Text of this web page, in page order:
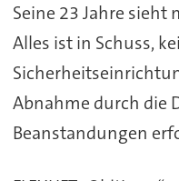
Seine 23 Jahre
Alles ist in Schuss,
Abnahme durch die
Beanstandungen